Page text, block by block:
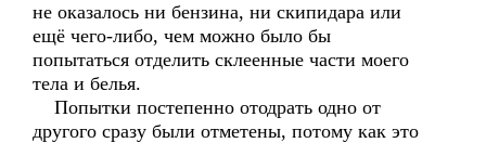
не оказалось ни бензина, ни скипидара или
ещё чего-либо, чем можно было бы
попытаться отделить склеенные части моего
тела и белья.
Попытки постепенно отодрать одно от
другого сразу были отметены, потому как это